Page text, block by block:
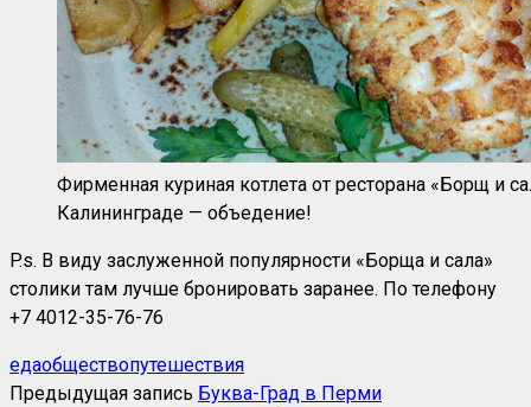
Фирменная куриная котлета от ресторана «Борщ и
Калининграде — объедение!
P.s. В виду заслуженной популярности «Борща и сала»
столики там лучше бронировать заранее. По телефону
+7 4012-35-76-76
едаобществопутешествия
Предыдущая запись Буква-Град в Перми